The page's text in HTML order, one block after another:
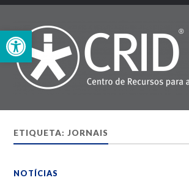
Open toolbar
ETIQUETA:JORNAIS
NOTÍCIAS